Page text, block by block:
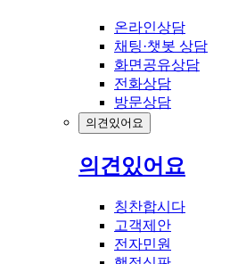
온라인상담
채팅·챗봇 상담
화면공유상담
전화상담
방문상담
의견있어요
의견있어요
칭찬합시다
고객제안
전자민원